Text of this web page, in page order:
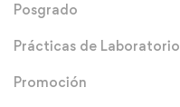
Posgrado
Prácticas de Laboratorio
Promoción